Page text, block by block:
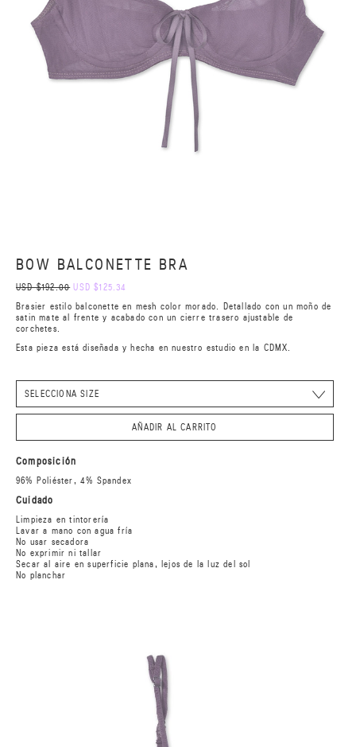
BOW BALCONETTE BRA
USD $192.00 USD $125.34
Brasier estilo balconette en mesh color morado. Detallado con un moño de
satin mate al frente y acabado con un cierre trasero ajustable de
corchetes.
Esta pieza está diseñada y hecha en nuestro estudio en la CDMX.
AÑADIR AL CARRITO
Composición
96% Poliéster, 4% Spandex
Cuidado
Limpieza en tintorería
Lavar a mano con agua fría
No usar secadora
No exprimir ni tallar
Secar al aire en superficie plana, lejos de la luz del sol
No planchar